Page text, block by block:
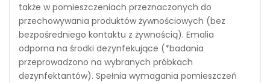
także w pomieszczeniach przeznaczonych do
przechowywania produktów żywnościowych (bez
bezpośredniego kontaktu z żywnością). Emalia
odporna na środki dezynfekujące (*badania
przeprowadzono na wybranych próbkach
dezynfektantów). Spełnia wymagania pomieszczeń